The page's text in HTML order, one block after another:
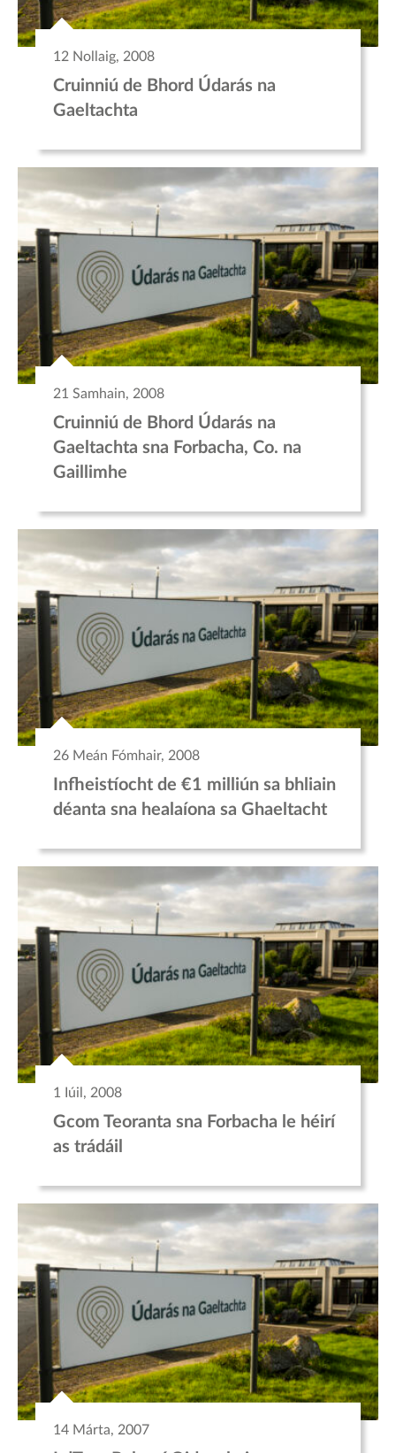
12 Nollaig, 2008
Cruinniú de Bhord Údarás na
Gaeltachta
21 Samhain, 2008
Cruinniú de Bhord Údarás na
Gaeltachta sna Forbacha, Co. na
Gaillimhe
26 Meán Fómhair, 2008
Infheistíocht de €1 milliún sa bhliain
déanta sna healaíona sa Ghaeltacht
1 Iúil, 2008
Gcom Teoranta sna Forbacha le héirí
as trádáil
14 Márta, 2007